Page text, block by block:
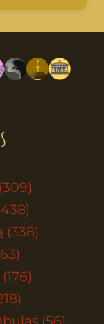
(309)
(338)
(176)